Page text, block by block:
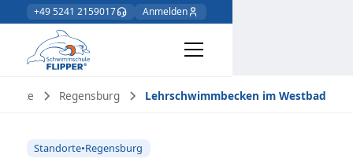
+49 5241 2159017 Anmelden
Regensburg Lehrschwimmbecken im Westbad
Standorte•Regensburg